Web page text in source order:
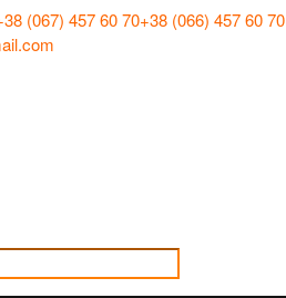
(067) 457 60 70+38 (066) 457 60 70